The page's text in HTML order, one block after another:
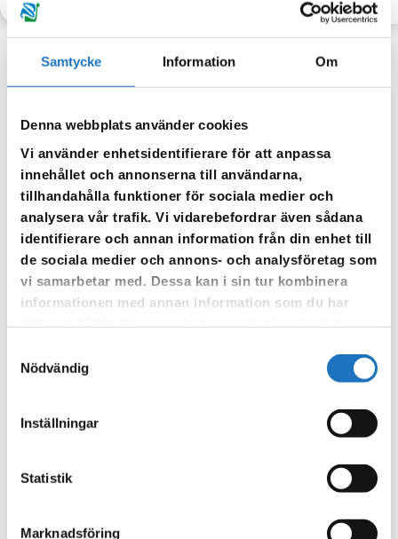
Samtycke Information Om
Denna webbplats använder cookies
Vi använder enhetsidentifierare för att anpassa
innehållet och annonserna till användarna,
tillhandahålla funktioner för sociala medier och
analysera vår trafik. Vi vidarebefordrar även sådana
identifierare och annan information från din enhet till
de sociala medier och annons- och analysföretag som
vi samarbetar med. Dessa kan i sin tur kombinera
informationen med annan information som du har
Nödvändig
Inställningar
Statistik
Marknadsföring
Anmäl dig till vår sms-tjänst.
om driftstörningar och andra händelser som kan påverka dig
som fastighetsägare.